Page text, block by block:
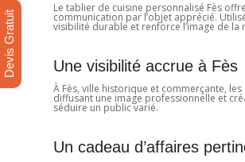
Le tablier de cuisine personnalisé Fès
communication par l’objet apprécié.
visibilité durable et renforce l’image de la
Une visibilité accrue à Fès
À Fès, ville historique et commerçante,
diffusant une image professionnelle et
séduire un public varié.
Un cadeau d’affaires
Devis Gratuit